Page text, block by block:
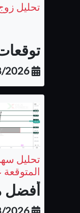
تحليل زوج
05/08/2026
أفضل